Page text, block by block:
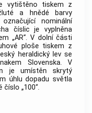
vytištěno tiskem z
a hnědé barvy
nominální
číslic je vyplněna
„AR“. V dolní části
ploše tiskem z
heraldický lev se
Slovenska. V
je umístěn skrytý
úhlu dopadu světla
„100“.